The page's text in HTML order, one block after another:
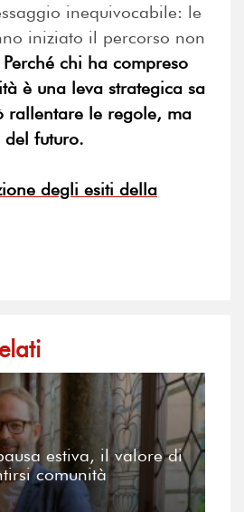
inequivocabile: le
iniziato il percorso non
Perché chi ha compreso
è una leva strategica sa
rallentare le regole, ma
futuro.
degli esiti della
estiva, il valore di
comunità